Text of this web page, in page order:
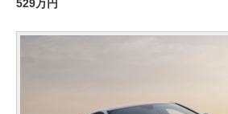
529万円